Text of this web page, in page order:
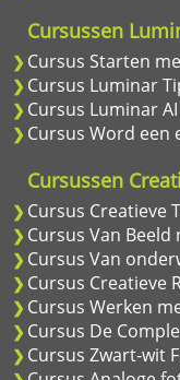
Cursussen
Cursus Starten
Cursus Luminar
Cursus Luminar AI
Cursus Word een
Cursussen
Cursus Creatieve
Cursus Van Beeld
Cursus Van
Cursus Creatieve
Cursus Werken
Cursus De
Cursus Zwart-wit